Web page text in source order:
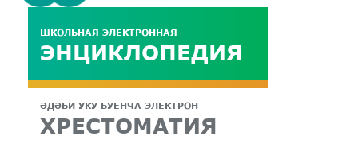
ШКОЛЬНАЯ ЭЛЕКТРОННАЯ
ЭНЦИКЛОПЕДИЯ
ӘДӘБИ УКУ БУЕНЧА ЭЛЕКТРОН
ХРЕСТОМАТИЯ